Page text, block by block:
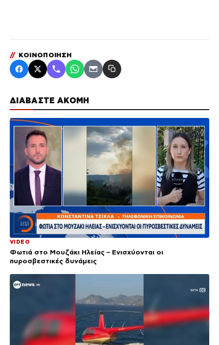
ΔΙΑΒΑΣΤΕ ΑΚΟΜΗ
VIDEO
Φωτιά στο Μουζάκι Ηλείας – Ενισχύονται οι
πυροσβεστικές δυνάμεις
// ΚΟΙΝΟΠΟΙΗΣΗ